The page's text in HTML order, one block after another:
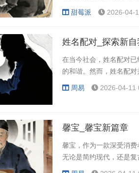
甜莓派 2026-04-
姓名配对_探索新自
在当今社会，姓名配对
的和谐。然而，姓名配
周易 2026-04-11
馨宝_馨宝新篇章
馨宝，作为一款深受消
无论是简约现代，还是